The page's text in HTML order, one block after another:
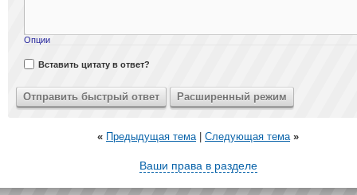
Опции
Вставить цитату в ответ?
« Предыдущая тема| Следующая тема »
Ваши права в разделе